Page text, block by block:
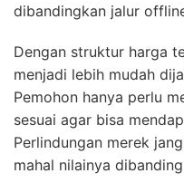
dibandingkan jalur
Dengan struktur harga
menjadi lebih mudah
Pemohon hanya perlu
sesuai agar bisa
Perlindungan merek
mahal nilainya